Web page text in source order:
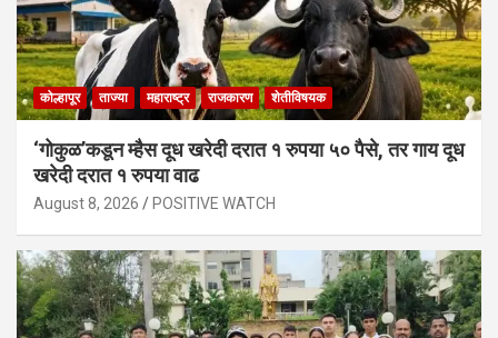
कोल्हापूर ताज्या महाराष्ट्र राजकारण शेतीविषयक
‘गोकुळ’कडून म्हैस दूध खरेदी दरात १ रुपया ५० पैसे, तर गाय दूध
खरेदी दरात १ रुपया वाढ
August 8, 2026 POSITIVE WATCH